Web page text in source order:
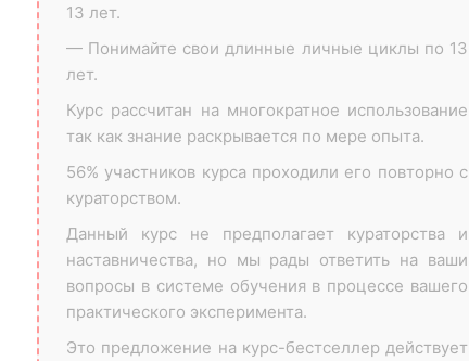
13 лет.
— Понимайте свои длинные личные циклы по 13
лет.
Курс рассчитан на многократное использование
так как знание раскрывается по мере опыта.
56% участников курса проходили его повторно с
кураторством.
Данный курс не предполагает кураторства и
наставничества, но мы рады ответить на ваши
вопросы в системе обучения в процессе вашего
практического эксперимента.
Это предложение на курс-бестселлер действует